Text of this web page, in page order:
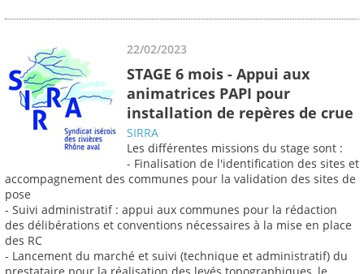
22/02/2023
STAGE 6 mois - Appui aux
animatrices PAPI pour
installation de repères de crue
SIRRA
Les différentes missions du stage sont :
- Finalisation de l'identification des sites et
accompagnement des communes pour la validation des sites de
pose
- Suivi administratif : appui aux communes pour la rédaction
des délibérations et conventions nécessaires à la mise en place
des RC
- Lancement du marché et suivi (technique et administratif) du